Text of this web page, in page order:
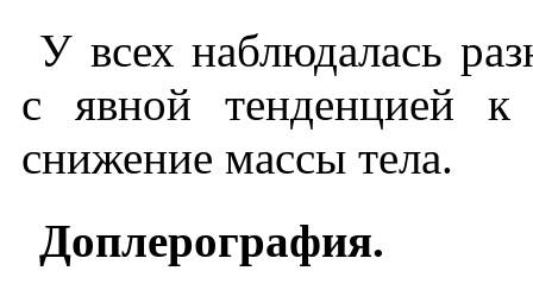
У всех наблюдалась
с явной тенденцией
снижение массы тела.
Доплерография.